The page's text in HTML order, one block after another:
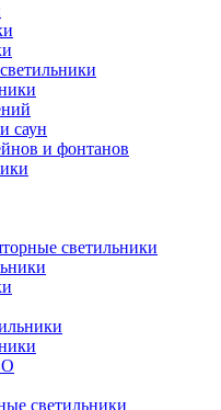
саун
и фонтанов
светильники
светильники